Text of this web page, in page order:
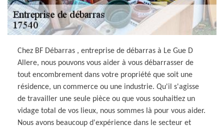
Chez BF Débarras , entreprise de débarras à Le Gue D
Allere, nous pouvons vous aider à vous débarrasser de
tout encombrement dans votre propriété que soit une
résidence, un commerce ou une industrie. Qu'il s'agisse
de travailler une seule pièce ou que vous souhaitiez un
vidage total de vos lieux, nous sommes là pour vous aider.
Nous avons beaucoup d'expérience dans le secteur et